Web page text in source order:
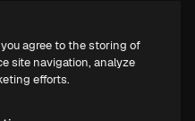
agree to the storing of
site navigation, analyze
efforts.